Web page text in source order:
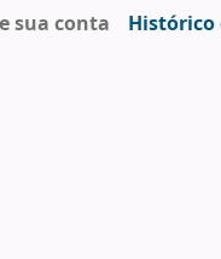
sua conta Histórico